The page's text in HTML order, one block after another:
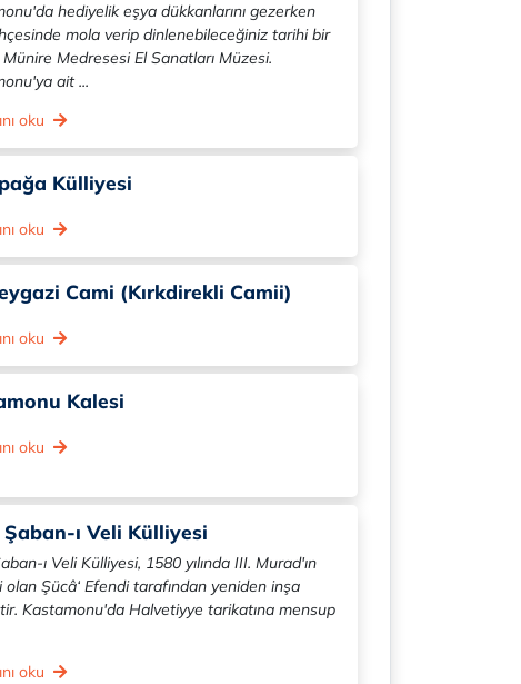
hediyelik eşya dükkanlarını gezerken
mola verip dinlenebileceğiniz tarihi bir
Medresesi El Sanatları Müzesi.
ait ...
oku
Külliyesi
oku
Cami (Kırkdirekli Camii)
oku
Kalesi
oku
ı Veli Külliyesi
ı Veli Külliyesi, 1580 yılında III. Murad'ın
olan Şücâ‘ Efendi tarafından yeniden inşa
Kastamonu'da Halvetiyye tarikatına mensup
oku